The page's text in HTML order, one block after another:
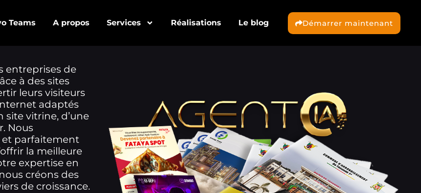
Teams A propos Services Réalisations Le blog Démarrer maintenant
entreprises de
à des sites
leurs visiteurs
adaptés
site vitrine, d’une
Nous
et parfaitement
la meilleure
expertise en
créons des
de croissance.